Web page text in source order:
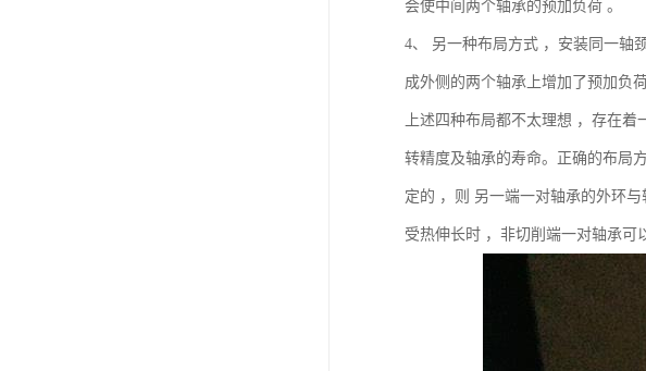
会使中间两个轴承的预加负荷 。
4、 另一种布局方式 ，安装同一轴
成外侧的两个轴承上增加了预加负
上述四种布局都不太理想 ，存在
转精度及轴承的寿命。正确的布局
定的 ，则 另一端一对轴承的外环
受热伸长时 ，非切削端一对轴承可